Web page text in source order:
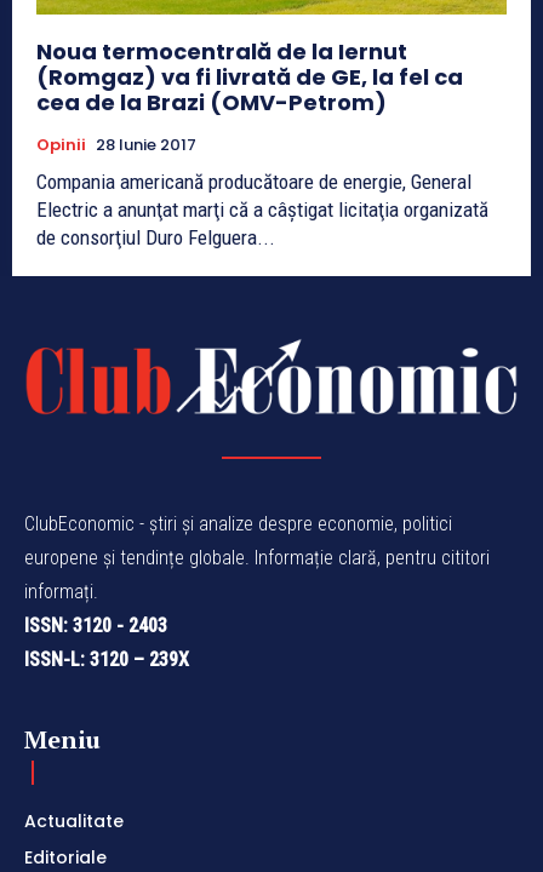
Noua termocentrală de la Iernut
(Romgaz) va fi livrată de GE, la fel ca
cea de la Brazi (OMV-Petrom)
Opinii 28 Iunie 2017
Compania americană producătoare de energie, General
Electric a anunţat marţi că a câştigat licitaţia organizată
de consorţiul Duro Felguera...
ClubEconomic - știri și analize despre economie, politici
europene și tendințe globale. Informație clară, pentru cititori
informați.
ISSN: 3120 - 2403
ISSN-L: 3120 – 239X
Meniu
Actualitate
Editoriale